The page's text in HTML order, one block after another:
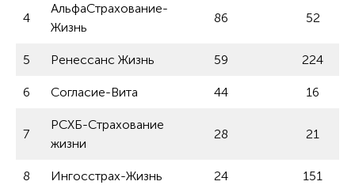
4
АльфаСтрахование-
Жизнь
86 52
5 Ренессанс Жизнь 59 224
6 Согласие-Вита 44 16
7
РСХБ-Страхование
жизни
28 21
8 Ингосстрах-Жизнь 24 151